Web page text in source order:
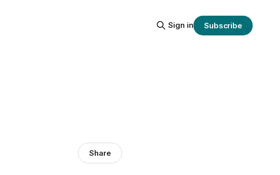
Sign in Subscribe
Share